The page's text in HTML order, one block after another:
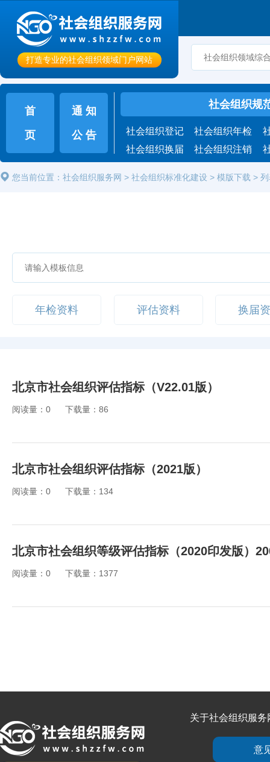
打造专业的社会组织领域门户网站
首
页
通 知
公 告
社会组织规
社会组织登记 社会组织年检
社会组织换届
社会组织注销
您当前位置： 社会组织服务网 > 社会组织标准化建设 > 模版下载 >
年检资料 评估资料 换届
北京市社会组织评估指标（V22.01版）
阅读量：0 下载量：86
北京市社会组织评估指标（2021版）
阅读量：0 下载量：134
北京市社会组织等级评估指标（2020印发版）
阅读量：0 下载量：1377
关于社会组织服务
意